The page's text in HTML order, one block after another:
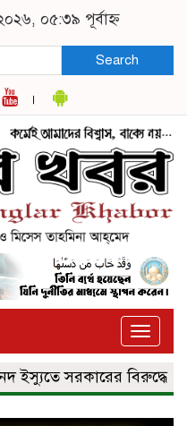
০৫:৩৯ পূর্বাহ্ন
Search
Toggle
সরকারের বিরুদ্ধে